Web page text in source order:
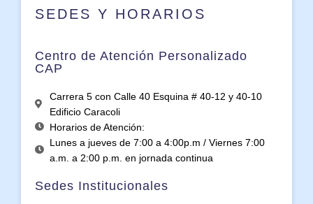
SEDES Y HORARIOS
Centro de Atención Personalizado
CAP
Carrera 5 con Calle 40 Esquina # 40-12 y 40-10
Edificio Caracoli
Horarios de Atención:
Lunes a jueves de 7:00 a 4:00p.m / Viernes 7:00
a.m. a 2:00 p.m. en jornada continua
Sedes Institucionales